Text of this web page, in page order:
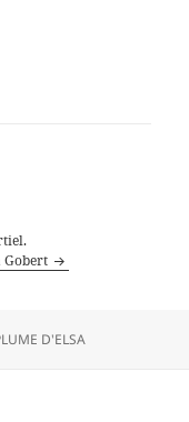
Gobert
D'ELSA